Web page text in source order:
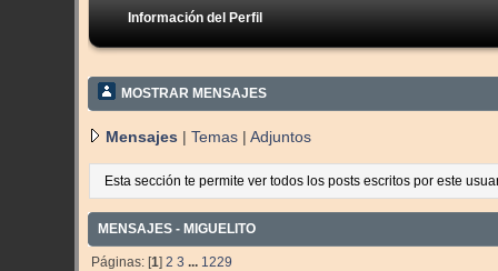
Información del Perfil
MOSTRAR MENSAJES
Mensajes |Temas |Adjuntos
Esta sección te permite ver todos los posts escritos por este
MENSAJES - MIGUELITO
Páginas: [1] 2 3 ... 1229